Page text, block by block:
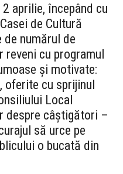
2 aprilie, începând cu
Casei de Cultură
de numărul de
cu programul
și motivate:
, oferite cu sprijinul
Local
despre câștigători –
să urce pe
o bucată din